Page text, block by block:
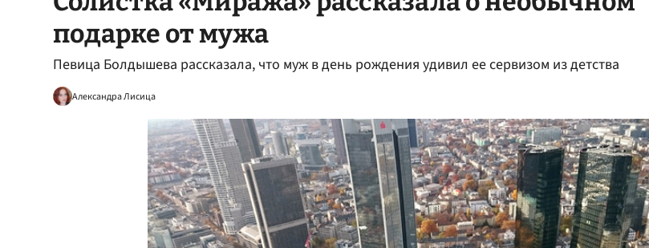
подарке от мужа
Певица Болдышева рассказала, что муж в день рождения удивил ее сервизом из детства
Александра Лисица